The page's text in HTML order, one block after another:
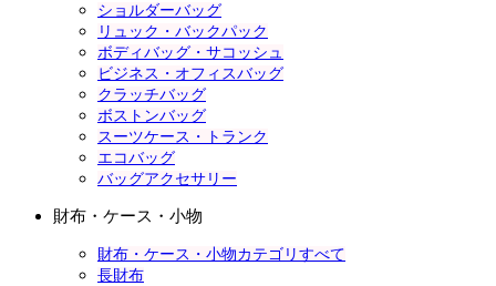
ショルダーバッグ
リュック・バックパック
ボディバッグ・サコッシュ
ビジネス・オフィスバッグ
クラッチバッグ
ボストンバッグ
スーツケース・トランク
エコバッグ
バッグアクセサリー
財布・ケース・小物
財布・ケース・小物カテゴリすべて
長財布